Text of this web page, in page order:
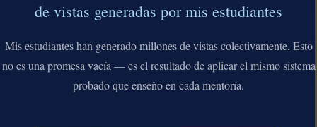
de vistas generadas por mis estudiantes
Mis estudiantes han generado millones de vistas colectivamente. Esto
no es una promesa vacía — es el resultado de aplicar el mismo sistema
probado que enseño en cada mentoría.